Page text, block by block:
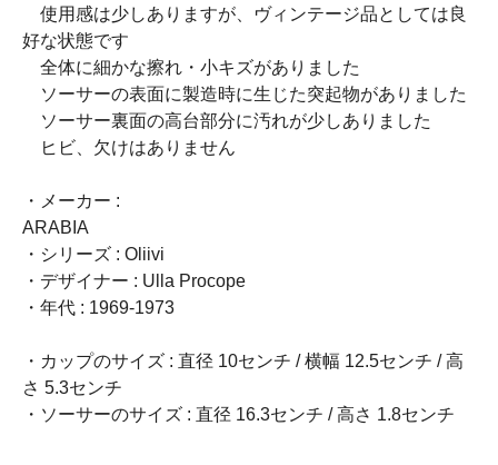
使用感は少しありますが、ヴィンテージ品としては良
好な状態です
全体に細かな擦れ・小キズがありました
ソーサーの表面に製造時に生じた突起物がありました
ソーサー裏面の高台部分に汚れが少しありました
ヒビ、欠けはありません
・メーカー :
・シリーズ : Oliivi
・デザイナー : Ulla Procope
・年代 : 1969-1973
・カップのサイズ : 直径 10センチ / 横幅 12.5センチ / 高
さ 5.3センチ
・ソーサーのサイズ : 直径 16.3センチ / 高さ 1.8センチ